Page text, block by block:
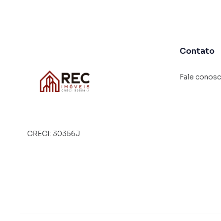
Na Rec Imóveis Ltda você consegue vender
tendo como consequência uma maior chance
CRECI: 30356J
Contato
Fale